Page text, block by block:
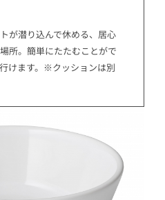
が潜り込んで休める、居心
所。簡単にたたむことがで
けます。※クッションは別